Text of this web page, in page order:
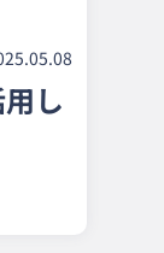
し